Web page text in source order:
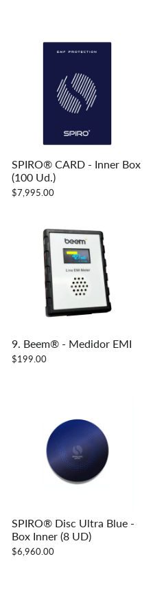
SPIRO® CARD - Inner Box
(100 Ud.)
$7,995.00
9. Beem® - Medidor EMI
$199.00
SPIRO® Disc Ultra Blue -
Box Inner (8 UD)
$6,960.00